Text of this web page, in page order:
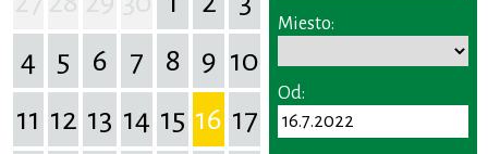
4
5 6 7 8 9 10
11 12 13 14 15 16 17
Miesto:
Od: